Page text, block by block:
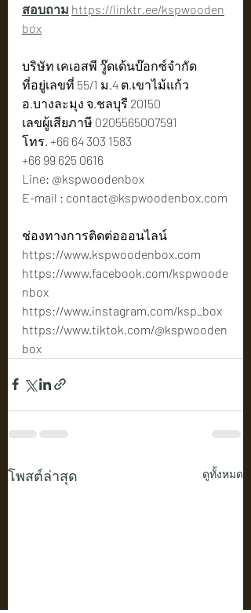
สอบถาม https://linktr.ee/kspwooden
box
บริษัท เคเอสพี วู๊ดเด้นบ๊อกซ์จำกัด
ที่อยู่เลขที่ 55/1 ม.4 ต.เขาไม้แก้ว
อ.บางละมุง จ.ชลบุรี 20150
เลขผู้เสียภาษี 0205565007591
โทร. +66 64 303 1583
+66 99 625 0616
Line: @kspwoodenbox
E-mail : contact@kspwoodenbox.com
ช่องทางการติดต่อออนไลน์
https://www.kspwoodenbox.com
https://www.facebook.com/kspwoode
nbox
https://www.instagram.com/ksp_box
https://www.tiktok.com/@kspwooden
box
โพสต์ล่าสุด ดูทั้งหมด